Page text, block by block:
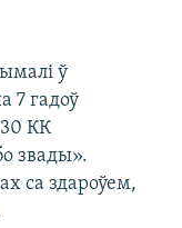
ў
7 гадоў
КК
звады».
са здароўем,